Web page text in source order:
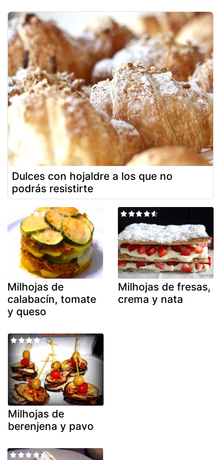
Dulces con hojaldre a los que no
podrás resistirte
Milhojas de
calabacín, tomate
y queso
Milhojas de fresas,
crema y nata
Milhojas de
berenjena y pavo